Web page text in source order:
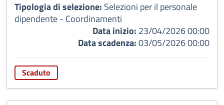
Tipologia di selezione: Selezioni per il personale
dipendente - Coordinamenti
Data inizio: 23/04/2026 00:00
Data scadenza:03/05/2026 00:00
Scaduto